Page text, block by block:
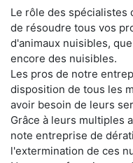
Le rôle des spécialistes
de résoudre tous vos
d'animaux nuisibles,
encore des nuisibles.
Les pros de notre
disposition de tous les
avoir besoin de leurs
Grâce à leurs multiples
note entreprise de
l'extermination de ces